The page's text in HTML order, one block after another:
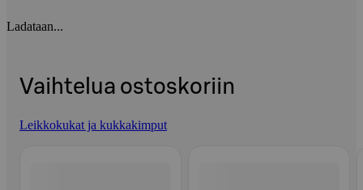
Ladataan...
Vaihtelua ostoskoriin
Leikkokukat ja kukkakimput